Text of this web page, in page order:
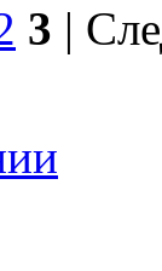
3 |